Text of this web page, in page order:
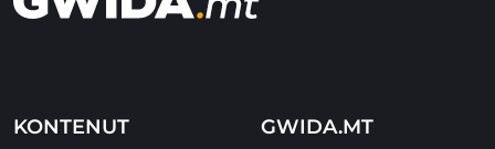
KONTENUT GWIDA.MT